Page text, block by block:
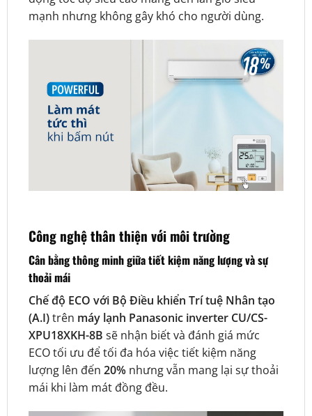
mạnh nhưng không gây khó cho người dùng.
Công nghệ thân thiện với môi trường
Cân bằng thông minh giữa tiết kiệm năng lượng và sự
thoải mái
Chế độ ECO với Bộ Điều khiển Trí tuệ Nhân tạo
(A.I)trên máy lạnh Panasonic inverter CU/CS-
XPU18XKH-8B sẽ nhận biết và đánh giá mức
ECO tối ưu để tối đa hóa việc tiết kiệm năng
lượng lên đến 20%nhưng vẫn mang lại sự thoải
mái khi làm mát đồng đều.